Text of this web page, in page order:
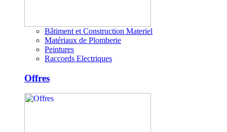
Bâtiment et Construction Materiel
Matériaux de Plomberie
Peintures
Raccords Electriques
Offres